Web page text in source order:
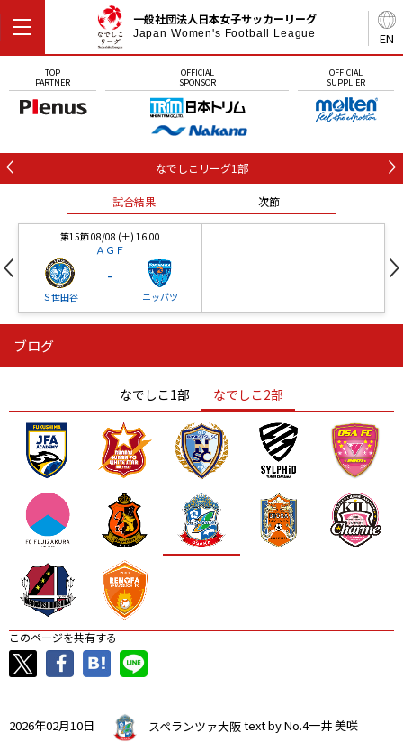
EN
一般社団法人日本女子サッカーリーグ
Japan Women's Football League
TOP
PARTNER
OFFICIAL
SPONSOR
OFFICIAL
SUPPLIER
なでしこリーグ1部
試合結果 次節
第15節 08/08 (土) 16:00
ＡＧＦ
Ｓ世田谷
-
ニッパツ
ニッパツ
ニッパツ 名古屋
石人の星
静岡 愛媛Ｌ
ブログ
なでしこ1部 なでしこ2部
このページを共有する
2026年02月10日 スペランツァ大阪text by No.4一井 美咲